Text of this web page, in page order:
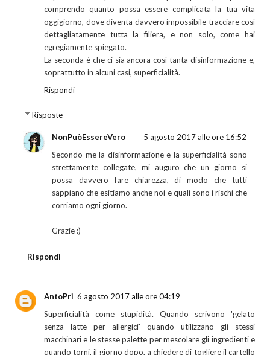
comprendo quanto possa essere complicata la tua vita
oggigiorno, dove diventa davvero impossibile tracciare così
dettagliatamente tutta la filiera, e non solo, come hai
egregiamente spiegato.
La seconda è che ci sia ancora così tanta disinformazione e,
soprattutto in alcuni casi, superficialità.
Rispondi
Risposte
NonPuòEssereVero
5 agosto 2017 alle ore 16:52
Secondo me la disinformazione e la superficialità sono
strettamente collegate, mi auguro che un giorno si
possa davvero fare chiarezza, di modo che tutti
sappiano che esitiamo anche noi e quali sono i rischi che
corriamo ogni giorno.
Grazie :)
Rispondi
AntoPri 6 agosto 2017 alle ore 04:19
Superficialità come stupidità. Quando scrivono 'gelato
senza latte per allergici' quando utilizzano gli stessi
macchinari e le stesse palette per mescolare gli ingredienti e
quando torni, il giorno dopo, a chiedere di togliere il cartello